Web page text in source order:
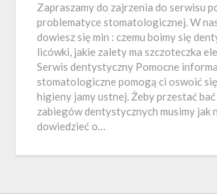
Zapraszamy do zajrzenia do serwisu
problematyce stomatologicznej. W
dowiesz się min : czemu boimy się
licówki, jakie zalety ma szczoteczka
Serwis dentystyczny Pomocne
stomatologiczne pomogą ci oswoić
higieny jamy ustnej. Żeby przestać
zabiegów dentystycznych musimy jak
dowiedzieć o…